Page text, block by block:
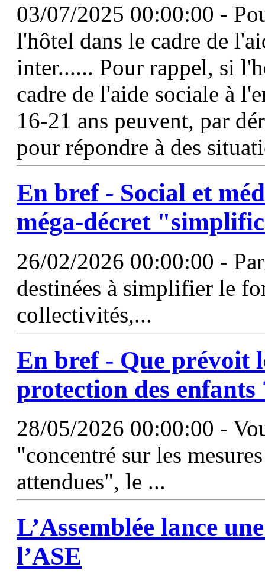
03/07/2025 00:00:00 -
l'hôtel dans le cadre de
inter...... Pour rappel, si
cadre de l'aide sociale à
16-21 ans peuvent, par
pour répondre à des
En bref - Social et
méga-décret
26/02/2026 00:00:00 -
destinées à simplifier le
collectivités,...
En bref - Que prévoit
protection des enfants
28/05/2026 00:00:00 -
"concentré sur les
attendues", le ...
L’Assemblée lance
l’ASE